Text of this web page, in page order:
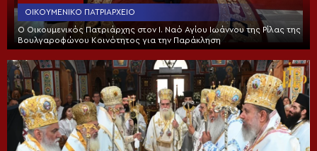
ΟΙΚΟΥΜΕΝΙΚΌ ΠΑΤΡΙΑΡΧΕΊΟ
Ο Οικουμενικός Πατριάρχης στον I. Ναό Αγίου Ιωάννου της Ρίλας της
Βουλγαροφώνου Κοινότητος για την Παράκληση